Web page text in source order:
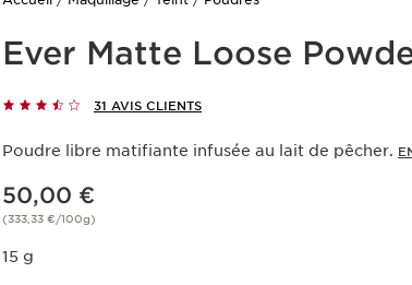
Ever Matte Loose
31 AVIS CLIENTS
Poudre libre matifiante infusée au lait de pêcher.
Nouveau prix 50,00 €
50,00 €
(333,33 €/100g)
15 g